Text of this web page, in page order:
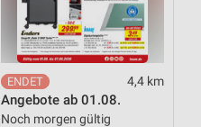
4,4 km
Angebote ab 01.08.
Noch morgen gültig